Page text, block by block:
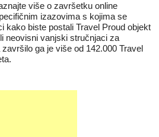
više o završetku online
izazovima s kojima se
kako biste postali Travel Proud objekt
neovisni vanjski stručnjaci za
ga je više od 142.000 Travel